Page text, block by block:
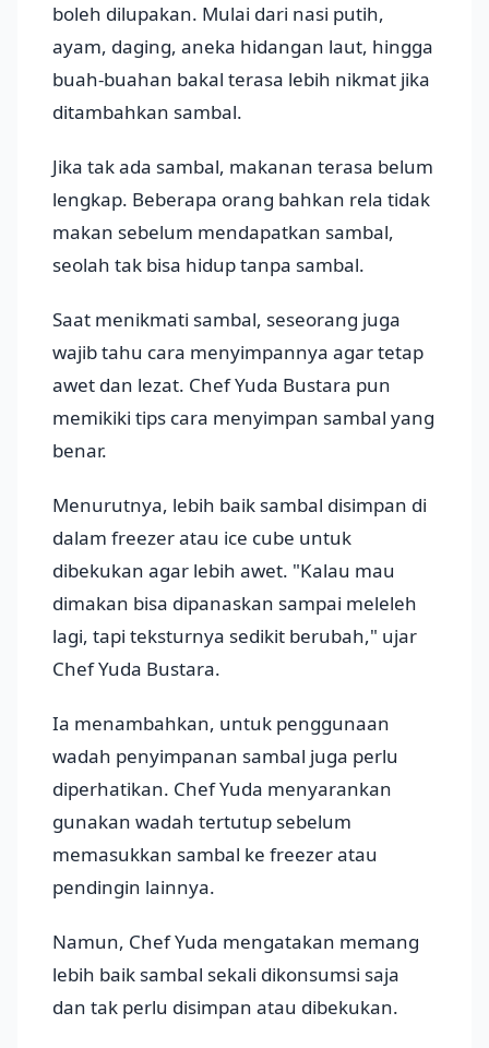
boleh dilupakan. Mulai dari nasi putih,
ayam, daging, aneka hidangan laut, hingga
buah-buahan bakal terasa lebih nikmat jika
ditambahkan sambal.
Jika tak ada sambal, makanan terasa belum
lengkap. Beberapa orang bahkan rela tidak
makan sebelum mendapatkan sambal,
seolah tak bisa hidup tanpa sambal.
Saat menikmati sambal, seseorang juga
wajib tahu cara menyimpannya agar tetap
awet dan lezat. Chef Yuda Bustara pun
memikiki tips cara menyimpan sambal yang
benar.
Menurutnya, lebih baik sambal disimpan di
dalam freezer atau ice cube untuk
dibekukan agar lebih awet. "Kalau mau
dimakan bisa dipanaskan sampai meleleh
lagi, tapi teksturnya sedikit berubah," ujar
Chef Yuda Bustara.
Ia menambahkan, untuk penggunaan
wadah penyimpanan sambal juga perlu
diperhatikan. Chef Yuda menyarankan
gunakan wadah tertutup sebelum
memasukkan sambal ke freezer atau
pendingin lainnya.
Namun, Chef Yuda mengatakan memang
lebih baik sambal sekali dikonsumsi saja
dan tak perlu disimpan atau dibekukan.